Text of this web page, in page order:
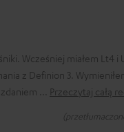
Wcześniej miałem Lt4 i
z Definion 3.
Przeczytaj całą